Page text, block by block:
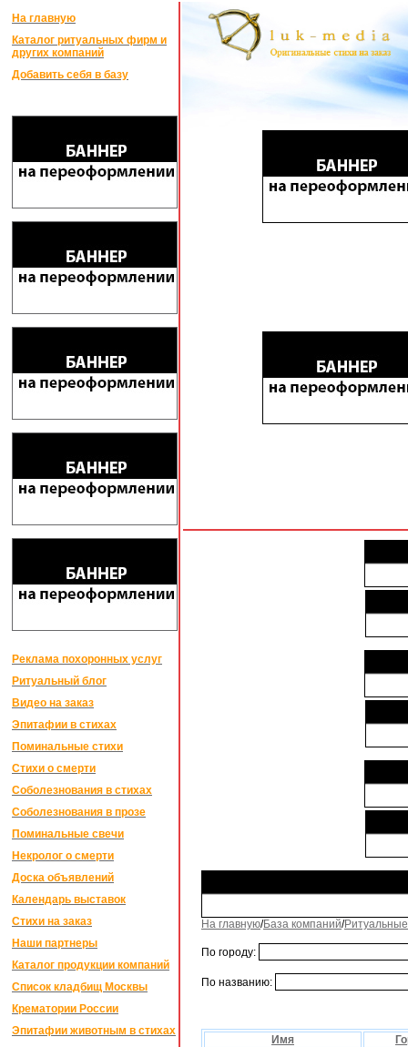
На главную
Каталог ритуальных фирм и
других компаний
Добавить себя в базу
Реклама похоронных услуг
Ритуальный блог
Видео на заказ
Эпитафии в стихах
Поминальные стихи
Стихи о смерти
Соболезнования в стихах
Соболезнования в прозе
Поминальные свечи
Некролог о смерти
Доска объявлений
Календарь выставок
Стихи на заказ
Наши партнеры
Каталог продукции компаний
Список кладбищ Москвы
Крематории России
Эпитафии животным в стихах
На главную/База компаний/
По городу:
По названию:
Имя